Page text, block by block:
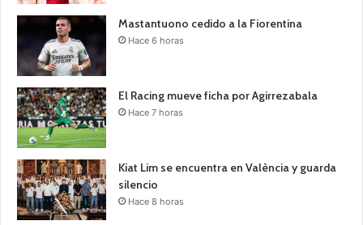
Mastantuono cedido a la Fiorentina
Hace 6 horas
El Racing mueve ficha por Agirrezabala
Hace 7 horas
Kiat Lim se encuentra en València y guarda
silencio
Hace 8 horas